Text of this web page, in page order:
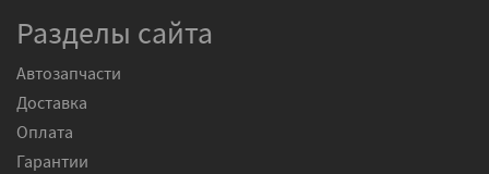
Разделы сайта
Автозапчасти
Доставка
Оплата
Гарантии